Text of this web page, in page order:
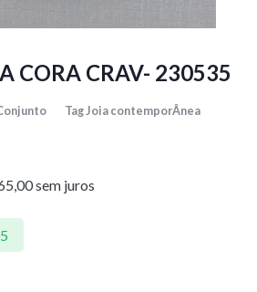
CORA CRAV- 230535
TagJoia contemporÂnea
sem juros